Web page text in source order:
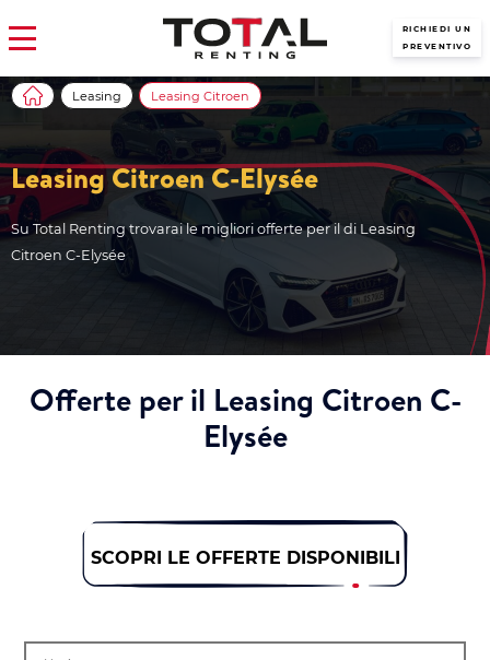
RICHIEDI UN
PREVENTIVO
Leasing Citroen C-Elysée
Su Total Renting trovarai le migliori offerte per il di Leasing
Citroen C-Elysée
Leasing Leasing Citroen
Offerte per il Leasing Citroen C-
Elysée
SCOPRI LE OFFERTE DISPONIBILI